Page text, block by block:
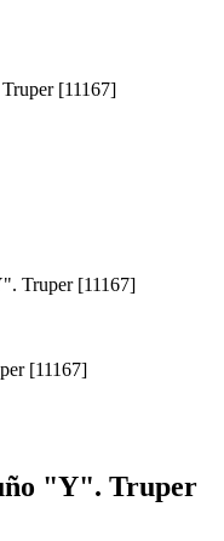
[11167]
"Y". Truper